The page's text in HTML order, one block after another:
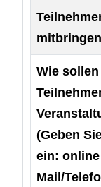
Wie
(Geben
ein: online
Mail/